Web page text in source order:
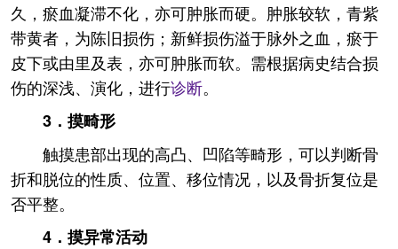
久，瘀血凝滞不化，亦可肿胀而硬。肿胀较软，青紫
带黄者，为陈旧损伤；新鲜损伤溢于脉外之血，瘀于
皮下或由里及表，亦可肿胀而软。需根据病史结合损
伤的深浅、演化，进行诊断。
3．摸畸形
触摸患部出现的高凸、凹陷等畸形，可以判断骨
折和脱位的性质、位置、移位情况，以及骨折复位是
否平整。
4．摸异常活动